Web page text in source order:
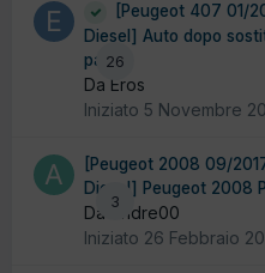
26
[Peugeot 407 01/
Diesel] Auto dopo
parte
Da Eros
Iniziato 5 Novembre
3
[Peugeot 2008 09/
Diesel] Peugeot 2008
Da Andre00
Iniziato 26 Febbraio